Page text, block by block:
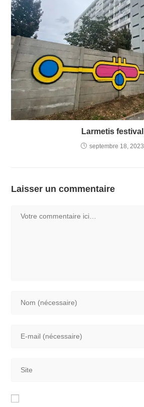
Larmetis festival
septembre 18, 2023
Laisser un commentaire